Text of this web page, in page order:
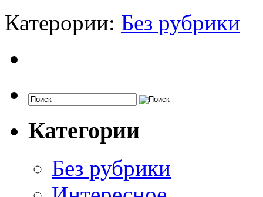
Катерории: Без рубрики
Категории
Без рубрики